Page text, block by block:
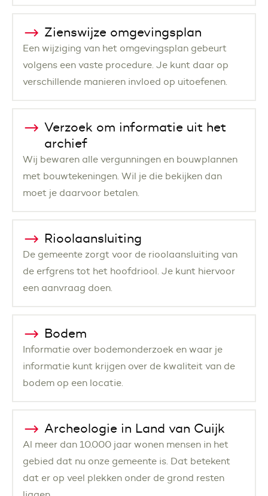
Zienswijze omgevingsplan
Een wijziging van het omgevingsplan gebeurt
volgens een vaste procedure. Je kunt daar op
verschillende manieren invloed op uitoefenen.
Verzoek om informatie uit het
archief
Wij bewaren alle vergunningen en bouwplannen
met bouwtekeningen. Wil je die bekijken dan
moet je daarvoor betalen.
Rioolaansluiting
De gemeente zorgt voor de rioolaansluiting van
de erfgrens tot het hoofdriool. Je kunt hiervoor
een aanvraag doen.
Bodem
Informatie over bodemonderzoek en waar je
informatie kunt krijgen over de kwaliteit van de
bodem op een locatie.
Archeologie in Land van Cuijk
Al meer dan 10.000 jaar wonen mensen in het
gebied dat nu onze gemeente is. Dat betekent
dat er op veel plekken onder de grond resten